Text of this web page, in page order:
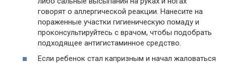
говорят о аллергической реакции. Нанесите на
пораженные участки гигиеническую помаду и
проконсультируйтесь с врачом, чтобы подобрать
подходящее антигистаминное средство.
Если ребенок стал капризным и начал жаловаться